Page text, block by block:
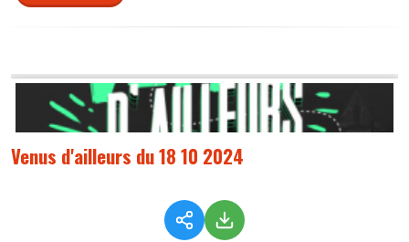
Venus d'ailleurs du 18 10 2024